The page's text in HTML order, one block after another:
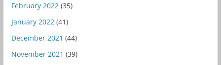
February 2022(35)
January 2022(41)
December 2021 (44)
November 2021 (39)